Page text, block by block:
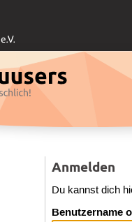
Anmelden
Du kannst dich
Benutzername